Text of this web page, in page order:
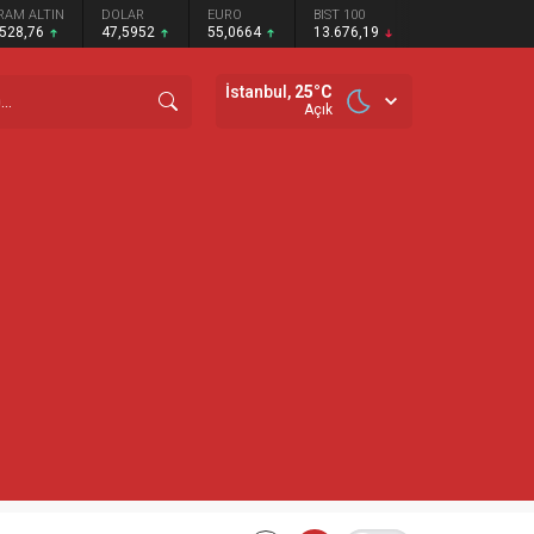
ALTIN DOLAR
47,5952
EURO
55,0664
BIST 100
13.676,19
İstanbul, 25°C
Açık